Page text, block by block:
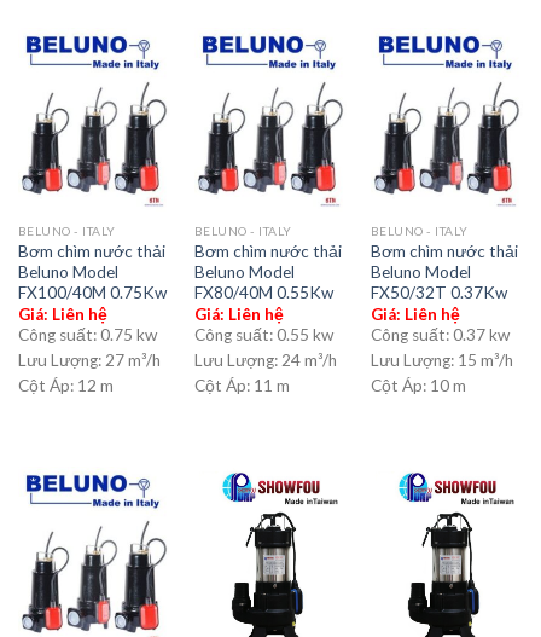
BELUNO - ITALY
Bơm chìm nước thải
Beluno Model
FX100/40M 0.75Kw
Giá: Liên hệ
Công suất:0.75 kw
Lưu Lượng: 27 m³/h
Cột Áp: 12 m
BELUNO - ITALY
Bơm chìm nước thải
Beluno Model
FX80/40M 0.55Kw
Giá: Liên hệ
Công suất:0.55 kw
Lưu Lượng: 24 m³/h
Cột Áp: 11 m
BELUNO - ITALY
Bơm chìm nước thải
Beluno Model
FX50/32T 0.37Kw
Giá: Liên hệ
Công suất:0.37 kw
Lưu Lượng: 15 m³/h
Cột Áp: 10 m